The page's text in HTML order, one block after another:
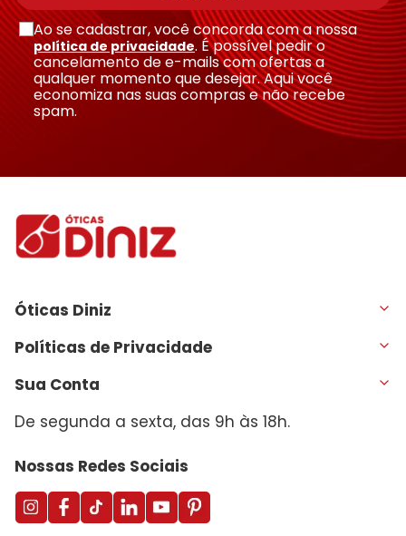
Enviar avaliação
Ao se cadastrar, você concorda com a nossa
política de privacidade. É possível pedir o
cancelamento de e-mails com ofertas a
qualquer momento que desejar. Aqui você
economiza nas suas compras e não recebe
spam.
Óticas Diniz
Políticas de Privacidade
Sua Conta
De segunda a sexta, das 9h às 18h.
Nossas Redes Sociais